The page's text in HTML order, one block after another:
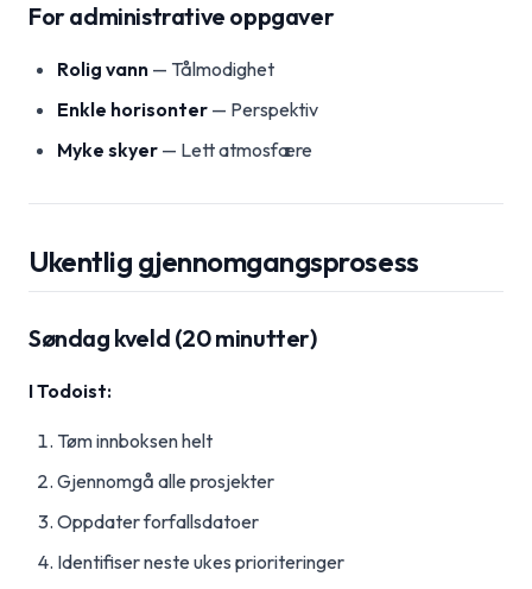
For administrative oppgaver
Rolig vann — Tålmodighet
Enkle horisonter — Perspektiv
Myke skyer — Lett atmosfære
Ukentlig gjennomgangsprosess
Søndag kveld (20 minutter)
I Todoist:
Tøm innboksen helt
Gjennomgå alle prosjekter
Oppdater forfallsdatoer
Identifiser neste ukes prioriteringer